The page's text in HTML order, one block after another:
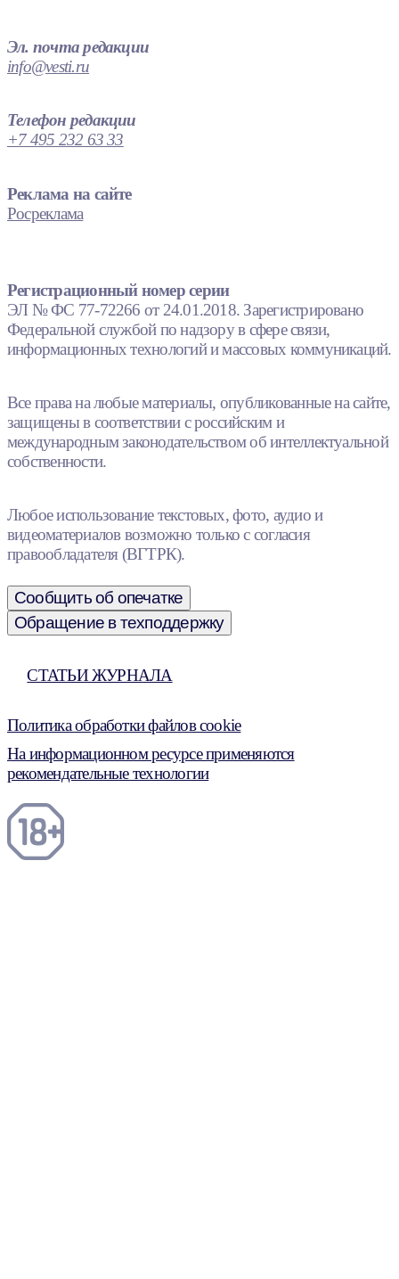
Эл. почта редакции
info@vesti.ru
Телефон редакции
+7 495 232 63 33
Реклама на сайте
Росреклама
Регистрационный номер серии
ЭЛ № ФС 77-72266 от 24.01.2018. Зарегистрировано
Федеральной службой по надзору в сфере связи,
информационных технологий и массовых коммуникаций.
Все права на любые материалы, опубликованные на сайте,
защищены в соответствии с российским и
международным законодательством об интеллектуальной
собственности.
Любое использование текстовых, фото, аудио и
видеоматериалов возможно только с согласия
правообладателя (ВГТРК).
Сообщить об опечатке
Обращение в техподдержку
СТАТЬИ ЖУРНАЛА
Политика обработки файлов cookie
На информационном ресурсе применяются
рекомендательные технологии